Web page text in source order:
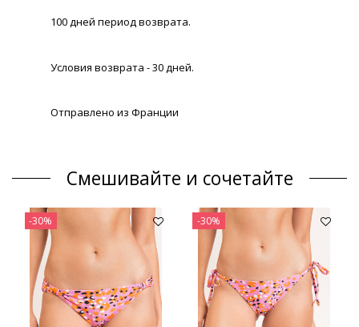
100 дней период возврата.
Условия возврата - 30 дней.
Отправлено из Франции
Смешивайте и сочетайте
-30% -30%